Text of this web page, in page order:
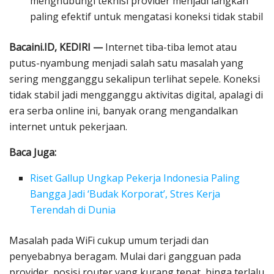
paling efektif untuk mengatasi koneksi tidak stabil
Bacaini.ID, KEDIRI —Internet tiba-tiba lemot atau
putus-nyambung menjadi salah satu masalah yang
sering mengganggu sekalipun terlihat sepele. Koneksi
tidak stabil jadi mengganggu aktivitas digital, apalagi di
era serba online ini, banyak orang mengandalkan
internet untuk pekerjaan.
Baca Juga:
Riset Gallup Ungkap Pekerja Indonesia Paling
Bangga Jadi ‘Budak Korporat’, Stres Kerja
Terendah di Dunia
Masalah pada WiFi cukup umum terjadi dan
penyebabnya beragam. Mulai dari gangguan pada